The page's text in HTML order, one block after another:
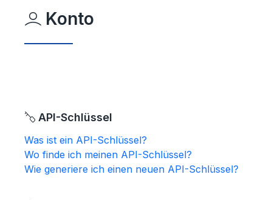
Konto
API-Schlüssel
Was ist ein API-Schlüssel?
Wo finde ich meinen API-Schlüssel?
Wie generiere ich einen neuen API-Schlüssel?